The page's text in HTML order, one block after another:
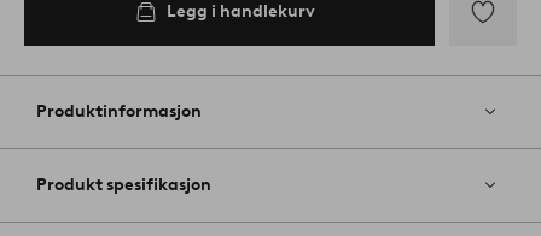
Legg i handlekurv
til
Produktinformasjon
Produkt spesifikasjon